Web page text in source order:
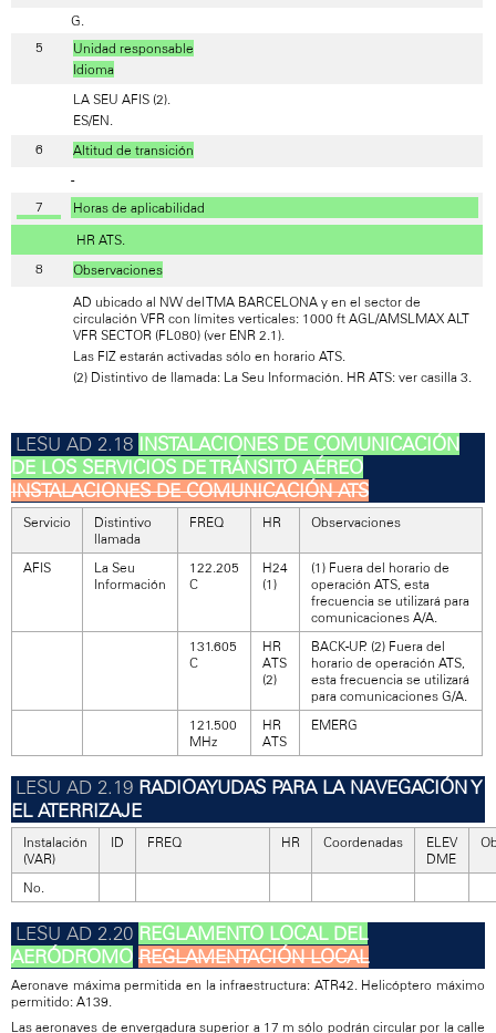
G.
Unidad responsable
Idioma
LA SEU AFIS (2).
ES/EN.
Altitud de transición
-
Horas de aplicabilidad
HR ATS.
Observaciones
AD ubicado al NW del TMA BARCELONA y en el sector de
circulación VFR con límites verticales: 1000 ft AGL/AMSLMAX ALT
VFR SECTOR (FL080) (ver ENR 2.1).
Las FIZ estarán activadas sólo en horario ATS.
(2) Distintivo de llamada: La Seu Información. HR ATS: ver casilla 3.
INSTALACIONES DE COMUNICACIÓN
DE LOS SERVICIOS DE TRÁNSITO AÉREO
INSTALACIONES DE COMUNICACIÓN ATS
Servicio
Distintivo
llamada
FREQ HR Observaciones
AFIS
La Seu
Información
122.205
C
H24
(1)
(1) Fuera del horario de
operación ATS, esta
frecuencia se utilizará para
comunicaciones A/A.
131.605
C
HR
ATS
(2)
BACK-UP. (2) Fuera del
horario de operación ATS,
esta frecuencia se utilizará
para comunicaciones G/A.
121.500
MHz
HR
ATS
EMERG
RADIOAYUDAS PARA LA NAVEGACIÓN Y
EL ATERRIZAJE
Instalación
(VAR)
ID FREQ HR Coordenadas
ELEV
DME
No.
REGLAMENTO LOCAL DEL
AERÓDROMO REGLAMENTACIÓN LOCAL
Aeronave máxima permitida en la infraestructura: ATR42. Helicóptero máximo
permitido: A139.
Las aeronaves de envergadura superior a 17 m sólo podrán circular por la calle